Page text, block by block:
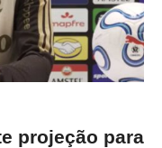
projeção para